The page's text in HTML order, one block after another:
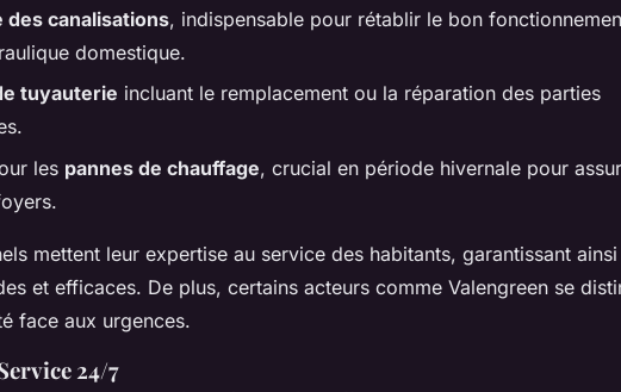
des canalisations, indispensable pour rétablir le bon
domestique.
tuyauterie incluant le remplacement ou la réparation des parties
les pannes de chauffage, crucial en période hivernale pour
mettent leur expertise au service des habitants, garantissant
et efficaces. De plus, certains acteurs comme Valengreen se
face aux urgences.
24/7